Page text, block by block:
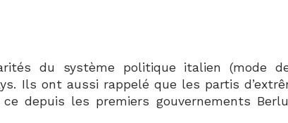
du système politique italien (mode
Ils ont aussi rappelé que les partis
depuis les premiers gouvernements